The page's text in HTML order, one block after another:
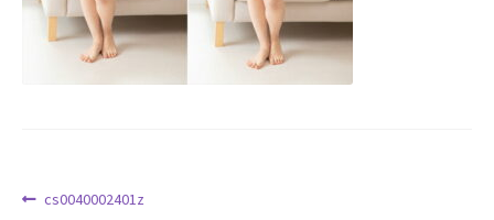
Request a Quote
投 前
cs0040002401z